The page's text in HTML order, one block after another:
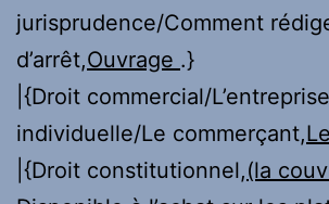
jurisprudence/Comment
d’arrêt,Ouvrage .}
|{Droit commercial/
individuelle/Le commerçant,
|{Droit constitutionnel,(la